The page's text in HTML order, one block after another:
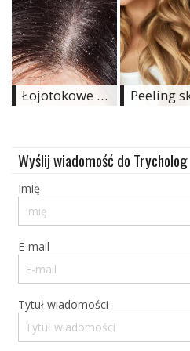
Ślub
&
Wesele
Moda
Kultura
Porady
ekspertów
Strefa
Blogerek
Konkursy
Recenzje
Łojotokowe Zapalenie Skóry Głowy (ŁZS) - Co to jest? Jak ją pielęgnować?
Wyślij wiadomość do Trycholog
Imię
E-mail
Tytuł wiadomości